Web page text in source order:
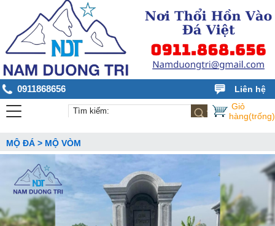
0911868656
Liên hệ
Giỏ
hàng(trống)
MỘ ĐÁ > MỘ VÒM